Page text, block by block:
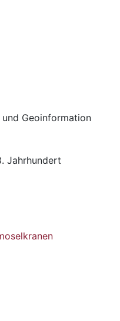
Geoinformation
Jahrhundert